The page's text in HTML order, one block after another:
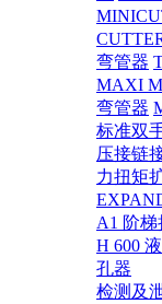
弯管器
MAXI
弯管器
标准双
压接链
力扭矩
A1 阶梯
H 600
孔器
检测及